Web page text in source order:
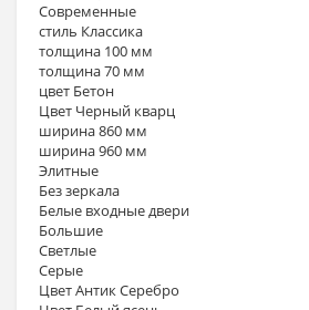
Современные
стиль Классика
толщина 100 мм
толщина 70 мм
цвет Бетон
Цвет Черный кварц
ширина 860 мм
ширина 960 мм
Элитные
Без зеркала
Белые входные двери
Большие
Светлые
Серые
Цвет Антик Серебро